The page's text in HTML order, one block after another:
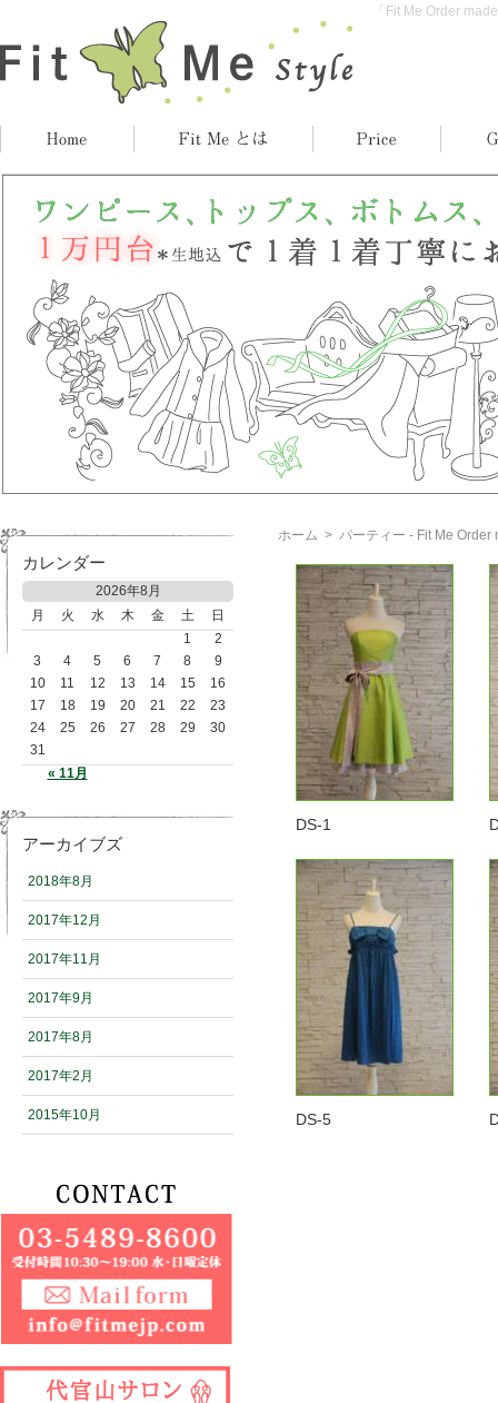
「Fit Me Order
ホーム > パーティー - Fit Me
DS-1
DS-5
カレンダー
2026年8月
月
火 水 木 金 土 日
« 11月
1
2
3
4 5 6 7 8
9
10
11 12 13 14 15
16
17
18 19 20 21 22
23
24
25 26 27 28 29
30
31
アーカイブズ
2018年8月
2017年12月
2017年11月
2017年9月
2017年8月
2017年2月
2015年10月